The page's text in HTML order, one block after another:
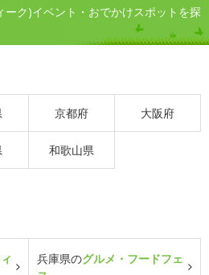
ーク)イベント・おでかけスポットを探
京都府 大阪府
和歌山県
兵庫県のグルメ・フードフェ